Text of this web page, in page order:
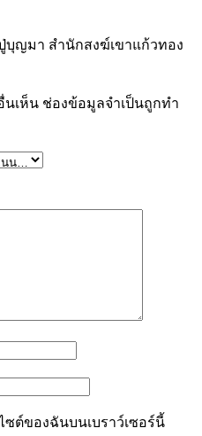
บุญมา สำนักสงฆ์เขาแก้วทอง
นเห็น ช่องข้อมูลจำเป็นถูกทำ
ซต์ของฉันบนเบราว์เซอร์นี้